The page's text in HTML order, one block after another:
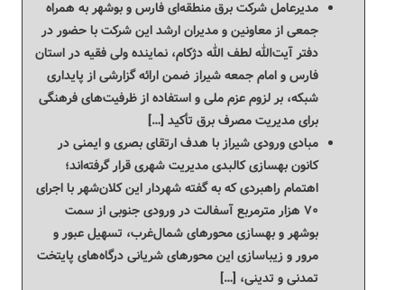
مدیرعامل شرکت برق منطقه‌ای فارس و بوشهر به همراه
جمعی از معاونین و مدیران ارشد این شرکت با حضور در
دفتر آیت‌الله لطف الله دژکام، نماینده ولی فقیه در استان
فارس و امام جمعه شیراز ضمن ارائه گزارشی از پایداری
شبکه، بر لزوم عزم ملی و استفاده از ظرفیت‌های فرهنگی
برای مدیریت مصرف برق تأکید […]
مبادی ورودی شیراز با هدف ارتقای بصری و ایمنی در
کانون بهسازی کالبدی مدیریت شهری قرار گرفته‌اند؛
اهتمام راهبردی که به گفته شهردار این کلان‌شهر با اجرای
۷۰ هزار مترمربع آسفالت در ورودی جنوبی از سمت
بوشهر و بهسازی محورهای شمال‌غرب، تسهیل عبور و
مرور و زیباسازی این محورهای شریانی درگاه‌های پایتخت
تمدنی و تدینی، […]